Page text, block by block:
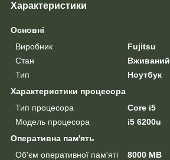
Характеристики
Основні
Виробник
Fujitsu
Стан
Вживаний
Тип
Ноутбук
Характеристики процесора
Тип процесора
Core i5
Модель процесора
i5 6200u
Оперативна пам'ять
Об'єм оперативної пам'яті
8000 MB